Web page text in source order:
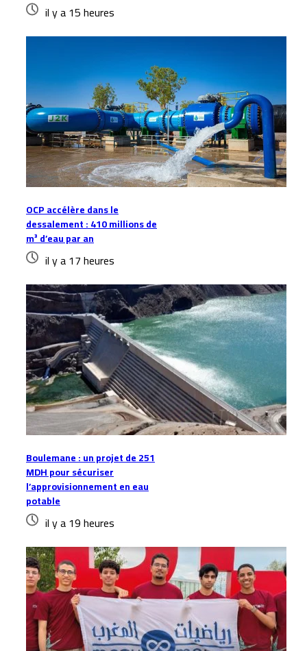
il y a 15 heures
OCP accélère dans le
dessalement : 410 millions de
m³ d’eau par an
il y a 17 heures
Boulemane : un projet de 251
MDH pour sécuriser
l’approvisionnement en eau
potable
il y a 19 heures